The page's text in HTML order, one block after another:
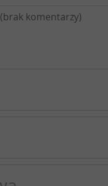
(brak komentarzy)